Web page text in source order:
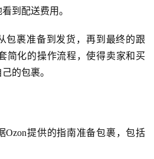
到配送费用。
包裹准备到发货，再到最终的跟
简化的操作流程，使得卖家和买
的包裹。
Ozon提供的指南准备包裹，包括